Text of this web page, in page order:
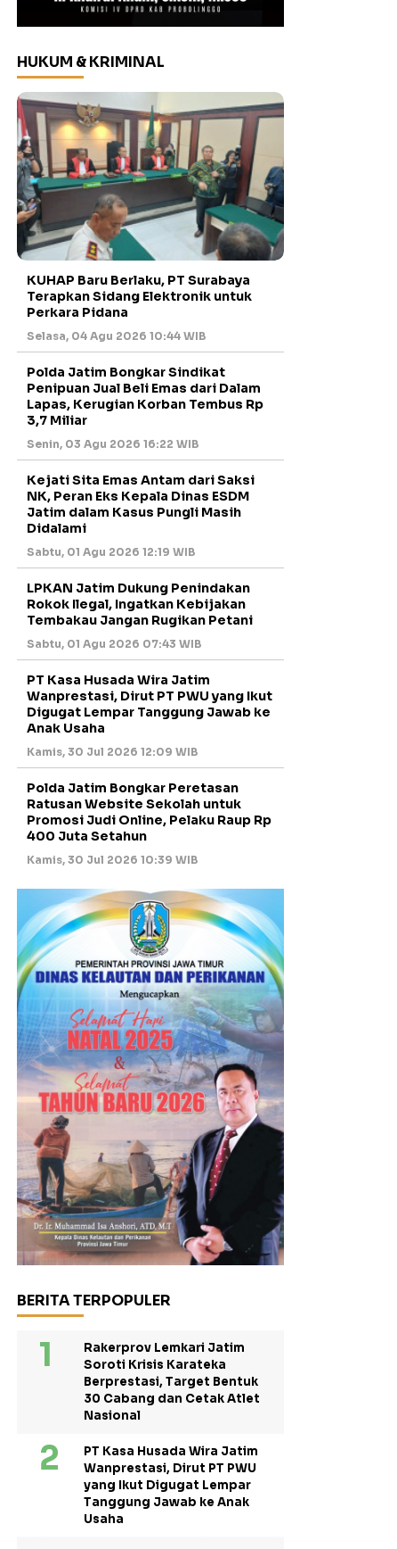
HUKUM & KRIMINAL
KUHAP Baru Berlaku, PT Surabaya
Terapkan Sidang Elektronik untuk
Perkara Pidana
Selasa, 04 Agu 2026 10:44 WIB
Polda Jatim Bongkar Sindikat
Penipuan Jual Beli Emas dari Dalam
Lapas, Kerugian Korban Tembus Rp
3,7 Miliar
Senin, 03 Agu 2026 16:22 WIB
Kejati Sita Emas Antam dari Saksi
NK, Peran Eks Kepala Dinas ESDM
Jatim dalam Kasus Pungli Masih
Didalami
Sabtu, 01 Agu 2026 12:19 WIB
LPKAN Jatim Dukung Penindakan
Rokok Ilegal, Ingatkan Kebijakan
Tembakau Jangan Rugikan Petani
Sabtu, 01 Agu 2026 07:43 WIB
PT Kasa Husada Wira Jatim
Wanprestasi, Dirut PT PWU yang Ikut
Digugat Lempar Tanggung Jawab ke
Anak Usaha
Kamis, 30 Jul 2026 12:09 WIB
Polda Jatim Bongkar Peretasan
Ratusan Website Sekolah untuk
Promosi Judi Online, Pelaku Raup Rp
400 Juta Setahun
Kamis, 30 Jul 2026 10:39 WIB
BERITA TERPOPULER
Rakerprov Lemkari Jatim
Soroti Krisis Karateka
Berprestasi, Target Bentuk
30 Cabang dan Cetak Atlet
Nasional
PT Kasa Husada Wira Jatim
Wanprestasi, Dirut PT PWU
yang Ikut Digugat Lempar
Tanggung Jawab ke Anak
Usaha